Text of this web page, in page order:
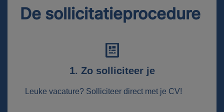
De sollicitatieprocedure
1. Zo solliciteer je
Leuke vacature? Solliciteer direct met je CV!